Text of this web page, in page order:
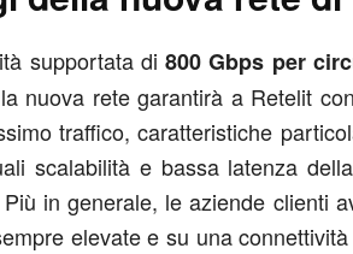
supportata di800 Gbps per
nuova rete garantirà a Retelit
traffico, caratteristiche
scalabilità e bassa latenza
in generale, le aziende clienti
elevate e su una